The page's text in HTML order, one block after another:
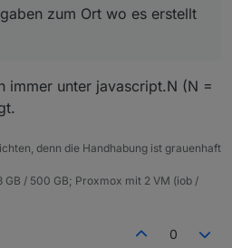
zum Ort wo es erstellt
immer unter javascript.N (N =
denn die Handhabung ist grauenhaft
GB / 500 GB; Proxmox mit 2 VM (iob /
0